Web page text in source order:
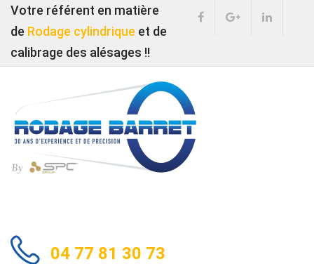
Votre référent en matière
de Rodage cylindrique et de
calibrage des alésages !!
04 77 81 30 73